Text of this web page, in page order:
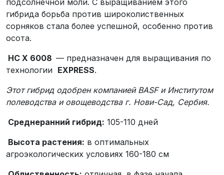
подсолнечной моли. С выращиванием этого
гибрида борьба против широколиственных
сорняков стала более успешной, особенно против
осота.
НС Х 6008 — предназначен для выращивания по
технологии EXPRESS.
Этот гибрид одобрен компанией BASF и Институтом
полеводства и овощеводства г. Нови-Сад, Сербия.
Среднеранний гибрид: 105-110 дней
Высота растения: в оптимальных
агроэкологических условиях 160-180 см